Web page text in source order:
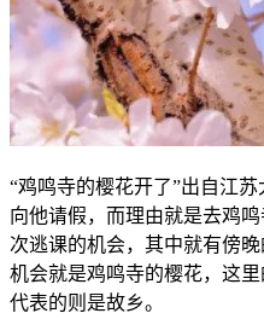
“鸡鸣寺的樱花开了”出自江
向他请假，而理由就是去鸡
次逃课的机会，其中就有傍
机会就是鸡鸣寺的樱花，这
代表的则是故乡。